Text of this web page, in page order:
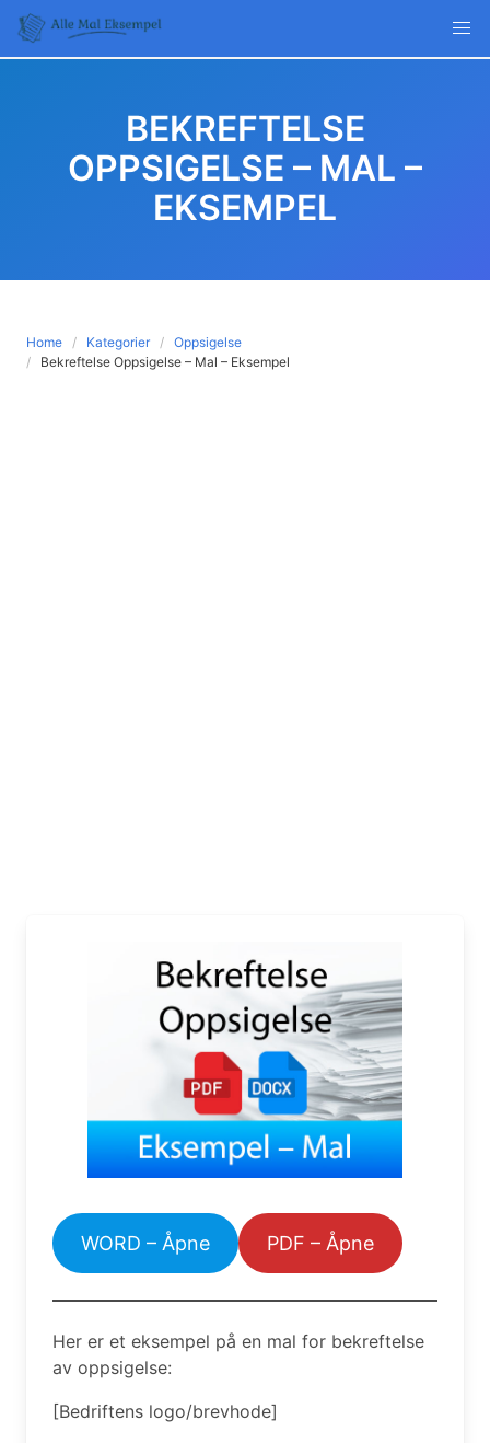
Skip
content
BEKREFTELSE
OPPSIGELSE – MAL –
EKSEMPEL
Home Kategorier
Oppsigelse
Bekreftelse Oppsigelse – Mal – Eksempel
WORD – Åpne PDF – Åpne
Her er et eksempel på en mal for bekreftelse
av oppsigelse:
[Bedriftens logo/brevhode]